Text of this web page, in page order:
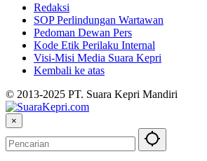
Redaksi
SOP Perlindungan Wartawan
Pedoman Dewan Pers
Kode Etik Perilaku Internal
Visi-Misi Media Suara Kepri
Kembali ke atas
© 2013-2025 PT. Suara Kepri Mandiri
×